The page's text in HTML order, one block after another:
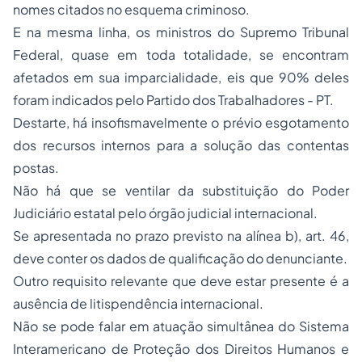
nomes citados no esquema criminoso.
E na mesma linha, os ministros do Supremo Tribunal
Federal, quase em toda totalidade, se encontram
afetados em sua imparcialidade, eis que 90% deles
foram indicados pelo Partido dos Trabalhadores - PT.
Destarte, há insofismavelmente o prévio esgotamento
dos recursos internos para a solução das contentas
postas.
Não há que se ventilar da substituição do Poder
Judiciário estatal pelo órgão judicial internacional.
Se apresentada no prazo previsto na alínea b), art. 46,
deve conter os dados de qualificação do denunciante.
Outro requisito relevante que deve estar presente é a
ausência de litispendência internacional.
Não se pode falar em atuação simultânea do Sistema
Interamericano de Proteção dos Direitos Humanos e